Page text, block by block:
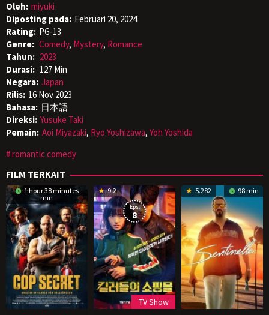
Oleh: miyuki
Diposting pada: Februari 20, 2024
Rating: PG-13
Genre: Comedy, Mystery, Romance
Tahun: 2023
Durasi: 127 Min
Negara: Japan
Rilis: 16 Nov 2023
Bahasa: 日本語
Direksi: Yusuke Taki
Pemain: Aoi Miyazaki, Ryo Yoshizawa, Yoh Yoshida
romantic comedy
FILM TERKAIT
1 hour 38 minutes
min
9.2
Eps:
8
TV Show
5.282 98 min